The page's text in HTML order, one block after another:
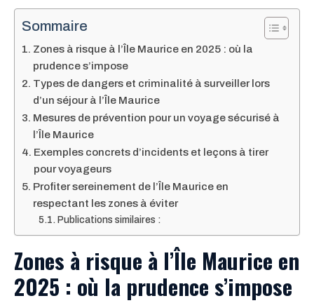
Sommaire
Zones à risque à l’Île Maurice en 2025 : où la
prudence s’impose
Types de dangers et criminalité à surveiller lors
d’un séjour à l’Île Maurice
Mesures de prévention pour un voyage sécurisé à
l’Île Maurice
Exemples concrets d’incidents et leçons à tirer
pour voyageurs
Profiter sereinement de l’Île Maurice en
respectant les zones à éviter
Publications similaires :
Zones à risque à l’Île Maurice en
2025 : où la prudence s’impose